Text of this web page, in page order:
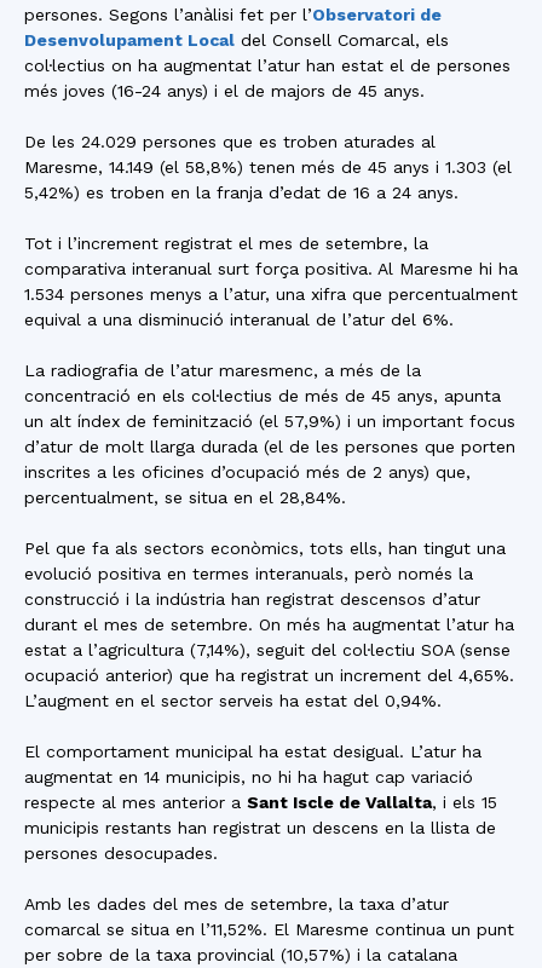
persones. Segons l’anàlisi fet per l’Observatori de
Desenvolupament Local del Consell Comarcal, els
col·lectius on ha augmentat l’atur han estat el de persones
més joves (16-24 anys) i el de majors de 45 anys.
De les 24.029 persones que es troben aturades al
Maresme, 14.149 (el 58,8%) tenen més de 45 anys i 1.303 (el
5,42%) es troben en la franja d’edat de 16 a 24 anys.
Tot i l’increment registrat el mes de setembre, la
comparativa interanual surt força positiva. Al Maresme hi ha
1.534 persones menys a l’atur, una xifra que percentualment
equival a una disminució interanual de l’atur del 6%.
La radiografia de l’atur maresmenc, a més de la
concentració en els col·lectius de més de 45 anys, apunta
un alt índex de feminització (el 57,9%) i un important focus
d’atur de molt llarga durada (el de les persones que porten
inscrites a les oficines d’ocupació més de 2 anys) que,
percentualment, se situa en el 28,84%.
Pel que fa als sectors econòmics, tots ells, han tingut una
evolució positiva en termes interanuals, però només la
construcció i la indústria han registrat descensos d’atur
durant el mes de setembre. On més ha augmentat l’atur ha
estat a l’agricultura (7,14%), seguit del col·lectiu SOA (sense
ocupació anterior) que ha registrat un increment del 4,65%.
L’augment en el sector serveis ha estat del 0,94%.
El comportament municipal ha estat desigual. L’atur ha
augmentat en 14 municipis, no hi ha hagut cap variació
respecte al mes anterior a Sant Iscle de Vallalta, i els 15
municipis restants han registrat un descens en la llista de
persones desocupades.
Amb les dades del mes de setembre, la taxa d’atur
comarcal se situa en l’11,52%. El Maresme continua un punt
per sobre de la taxa provincial (10,57%) i la catalana